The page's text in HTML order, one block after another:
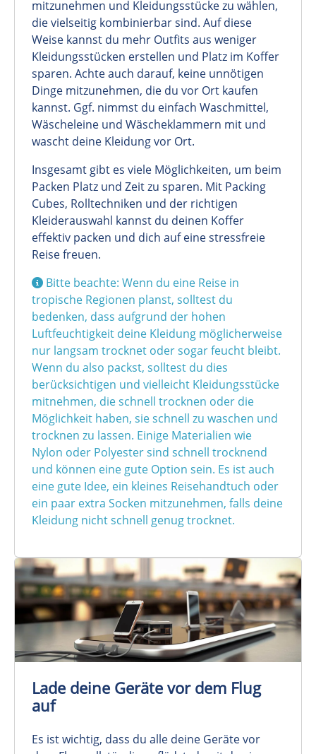
mitzunehmen und Kleidungsstücke zu wählen,
die vielseitig kombinierbar sind. Auf diese
Weise kannst du mehr Outfits aus weniger
Kleidungsstücken erstellen und Platz im Koffer
sparen. Achte auch darauf, keine unnötigen
Dinge mitzunehmen, die du vor Ort kaufen
kannst. Ggf. nimmst du einfach Waschmittel,
Wäscheleine und Wäscheklammern mit und
wascht deine Kleidung vor Ort.
Insgesamt gibt es viele Möglichkeiten, um beim
Packen Platz und Zeit zu sparen. Mit Packing
Cubes, Rolltechniken und der richtigen
Kleiderauswahl kannst du deinen Koffer
effektiv packen und dich auf eine stressfreie
Reise freuen.
Bitte beachte: Wenn du eine Reise in
tropische Regionen planst, solltest du
bedenken, dass aufgrund der hohen
Luftfeuchtigkeit deine Kleidung möglicherweise
nur langsam trocknet oder sogar feucht bleibt.
Wenn du also packst, solltest du dies
berücksichtigen und vielleicht Kleidungsstücke
mitnehmen, die schnell trocknen oder die
Möglichkeit haben, sie schnell zu waschen und
trocknen zu lassen. Einige Materialien wie
Nylon oder Polyester sind schnell trocknend
und können eine gute Option sein. Es ist auch
eine gute Idee, ein kleines Reisehandtuch oder
ein paar extra Socken mitzunehmen, falls deine
Kleidung nicht schnell genug trocknet.
Lade deine Geräte vor dem Flug
auf
Es ist wichtig, dass du alle deine Geräte vor